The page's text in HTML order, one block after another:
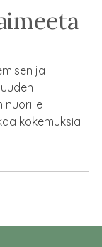
ja
nuorille
kokemuksia